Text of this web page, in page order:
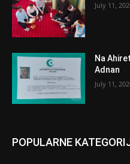
July 11,
Na
Adnan
July 11,
POPULARNE